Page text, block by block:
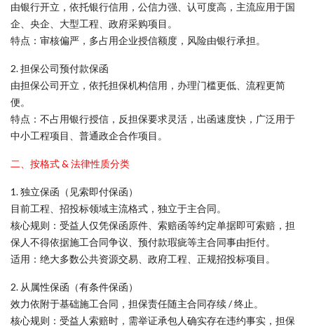
由银行开立，依托银行信用，公信力强、认可度高，主流应用于国
企、央企、大型工程、政府采购项目。
特点：审核偏严，多占用企业授信额度，风险由银行承担。
2. 担保公司预付款保函
由担保公司开立，依托担保机构信用，办理门槛更低、流程更简
便。
特点：不占用银行授信，反担保要求灵活，出函速度快，广泛用于
中小工程项目、普通政企合作项目。
二、按格式 & 法律性质分类
1. 独立保函（见索即付保函）
目前工程、招投标领域主流格式，独立于主合同。
核心规则：受益人仅凭保函原件、索赔函等约定单据即可索赔，担
保人不得依据施工合同争议、预付款瑕疵等主合同事由拒付。
适用：绝大多数公共资源交易、政府工程、正规招投标项目。
2. 从属性保函（有条件保函）
效力依附于基础施工合同，担保责任随主合同存续 / 终止。
核心规则：受益人索赔时，需举证承包人确实存在违约事实，担保